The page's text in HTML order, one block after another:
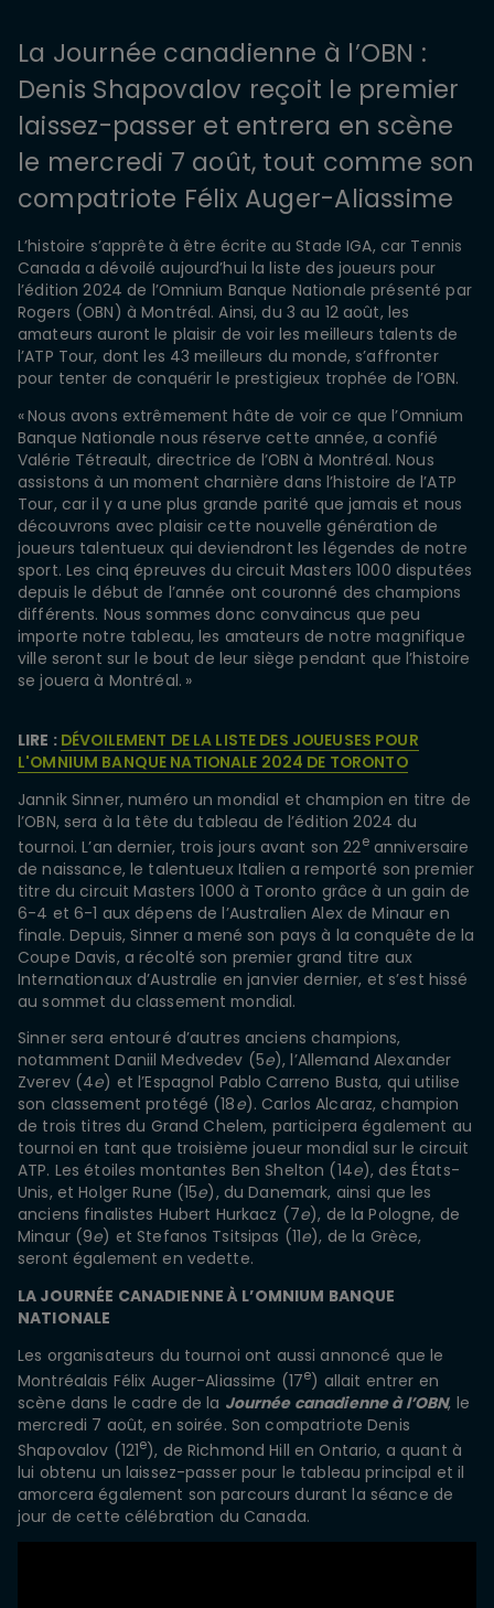
La Journée canadienne à l’OBN :
Denis Shapovalov reçoit le premier
laissez-passer et entrera en scène
le mercredi 7 août, tout comme son
compatriote Félix Auger-Aliassime
L’histoire s’apprête à être écrite au Stade IGA, car Tennis
Canada a dévoilé aujourd’hui la liste des joueurs pour
l’édition 2024 de l’Omnium Banque Nationale présenté par
Rogers (OBN) à Montréal. Ainsi, du 3 au 12 août, les
amateurs auront le plaisir de voir les meilleurs talents de
l’ATP Tour, dont les 43 meilleurs du monde, s’affronter
pour tenter de conquérir le prestigieux trophée de l’OBN.
« Nous avons extrêmement hâte de voir ce que l’Omnium
Banque Nationale nous réserve cette année, a confié
Valérie Tétreault, directrice de l’OBN à Montréal. Nous
assistons à un moment charnière dans l’histoire de l’ATP
Tour, car il y a une plus grande parité que jamais et nous
découvrons avec plaisir cette nouvelle génération de
joueurs talentueux qui deviendront les légendes de notre
sport. Les cinq épreuves du circuit Masters 1000 disputées
depuis le début de l’année ont couronné des champions
différents. Nous sommes donc convaincus que peu
importe notre tableau, les amateurs de notre magnifique
ville seront sur le bout de leur siège pendant que l’histoire
se jouera à Montréal. »
LIRE : DÉVOILEMENT DE LA LISTE DES JOUEUSES POUR
L'OMNIUM BANQUE NATIONALE 2024 DE TORONTO
Jannik Sinner, numéro un mondial et champion en titre de
l’OBN, sera à la tête du tableau de l’édition 2024 du
tournoi. L’an dernier, trois jours avant son 22eanniversaire
de naissance, le talentueux Italien a remporté son premier
titre du circuit Masters 1000 à Toronto grâce à un gain de
6-4 et 6-1 aux dépens de l’Australien Alex de Minaur en
finale. Depuis, Sinner a mené son pays à la conquête de la
Coupe Davis, a récolté son premier grand titre aux
Internationaux d’Australie en janvier dernier, et s’est hissé
au sommet du classement mondial.
Sinner sera entouré d’autres anciens champions,
notamment Daniil Medvedev (5e), l’Allemand Alexander
Zverev (4e) et l’Espagnol Pablo Carreno Busta, qui utilise
son classement protégé (18e). Carlos Alcaraz, champion
de trois titres du Grand Chelem, participera également au
tournoi en tant que troisième joueur mondial sur le circuit
ATP. Les étoiles montantes Ben Shelton (14e), des États-
Unis, et Holger Rune (15e), du Danemark, ainsi que les
anciens finalistes Hubert Hurkacz (7e), de la Pologne, de
Minaur (9e) et Stefanos Tsitsipas (11e), de la Grèce,
seront également en vedette.
LA JOURNÉE CANADIENNE À L’OMNIUM BANQUE
NATIONALE
Les organisateurs du tournoi ont aussi annoncé que le
Montréalais Félix Auger-Aliassime (17e) allait entrer en
scène dans le cadre de la Journée canadienne à l’OBN, le
mercredi 7 août, en soirée. Son compatriote Denis
Shapovalov (121e), de Richmond Hill en Ontario, a quant à
lui obtenu un laissez-passer pour le tableau principal et il
amorcera également son parcours durant la séance de
jour de cette célébration du Canada.